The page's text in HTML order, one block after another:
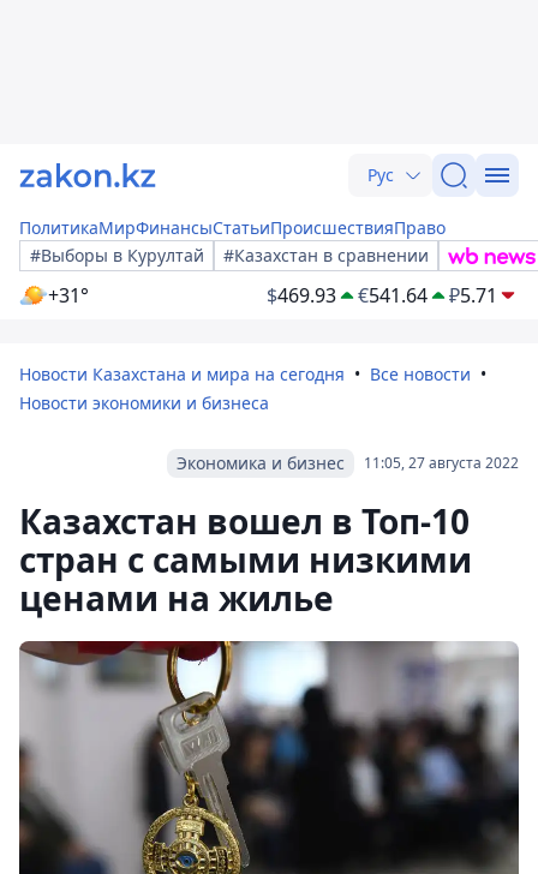
Рус
ПолитикаМирФинансыСтатьиПроисшествияПраво
#Выборы в Курултай
#Казахстан в сравнении
+31° $469.93 €541.64 ₽5.71
Новости Казахстана и мира на сегодня
Все новости
Новости экономики и бизнеса
11:05, 27 августа 2022
Экономика и бизнес
Казахстан вошел в Топ-10
стран с самыми низкими
ценами на жилье